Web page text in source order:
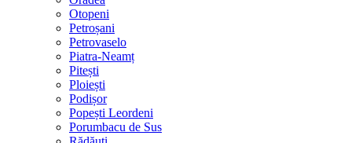
Otopeni
Petroșani
Petrovaselo
Piatra-Neamț
Pitești
Ploiești
Podișor
Popești Leordeni
Porumbacu de Sus